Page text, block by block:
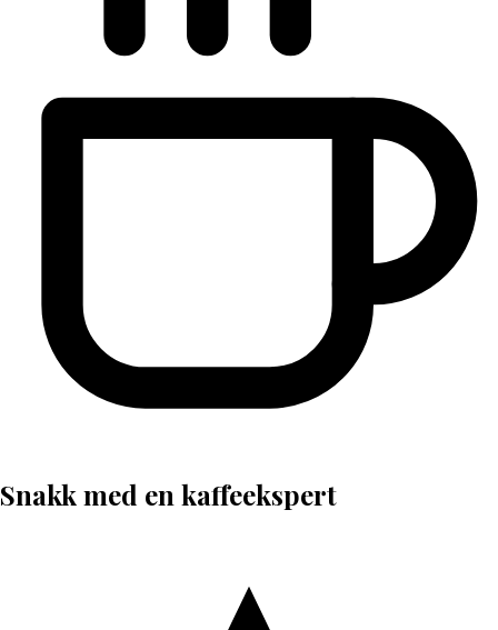
Snakk med en kaffeekspert